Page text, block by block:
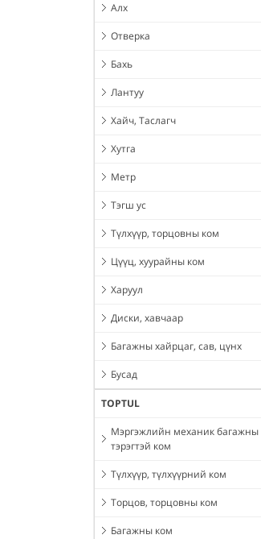
Алх
Отверка
Бахь
Лантуу
Хайч, Таслагч
Хутга
Метр
Тэгш ус
Түлхүүр, торцовны ком
Цүүц, хуурайны ком
Харуул
Диски, хавчаар
Багажны хайрцаг, сав, цүнх
Бусад
TOPTUL
Мэргэжлийн механик багажны
тэрэгтэй ком
Түлхүүр, түлхүүрний ком
Торцов, торцовны ком
Багажны ком